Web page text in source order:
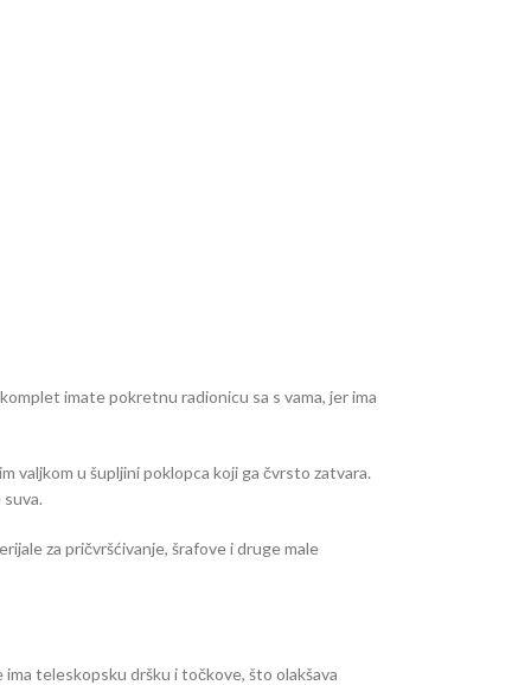
imate pokretnu radionicu sa s vama, jer ima
valjkom u šupljini poklopca koji ga čvrsto zatvara.
za pričvršćivanje, šrafove i druge male
teleskopsku dršku i točkove, što olakšava